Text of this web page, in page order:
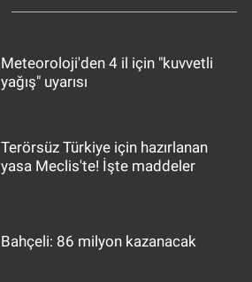
Meteoroloji'den 4 il için "kuvvetli
yağış" uyarısı
Terörsüz Türkiye için hazırlanan
yasa Meclis'te! İşte maddeler
Bahçeli: 86 milyon kazanacak